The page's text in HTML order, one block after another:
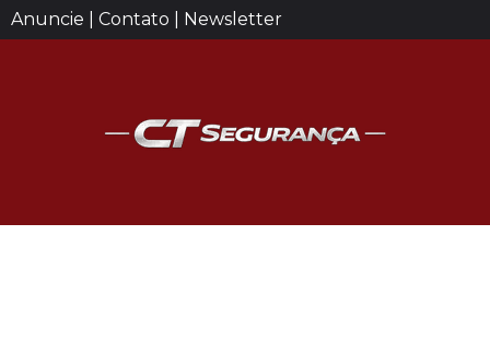
Anuncie | Contato | Newsletter